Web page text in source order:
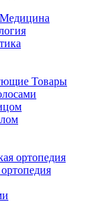
Товары
ортопедия